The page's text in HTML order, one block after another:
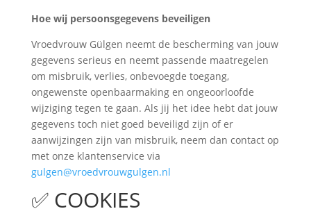
Hoe wij persoonsgegevens beveiligen
Vroedvrouw Gülgen neemt de bescherming van jouw
gegevens serieus en neemt passende maatregelen
om misbruik, verlies, onbevoegde toegang,
ongewenste openbaarmaking en ongeoorloofde
wijziging tegen te gaan. Als jij het idee hebt dat jouw
gegevens toch niet goed beveiligd zijn of er
aanwijzingen zijn van misbruik, neem dan contact op
met onze klantenservice via
gulgen@vroedvrouwgulgen.nl
✅ COOKIES